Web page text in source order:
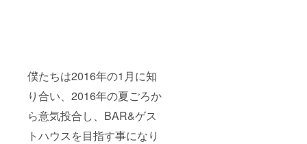
僕たちは2016年の1月に知
り合い、2016年の夏ごろか
ら意気投合し、BAR&ゲス
トハウスを目指す事になり